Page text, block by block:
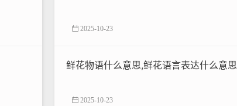
2025-10-23
鲜花物语什么意思,鲜花语言表达什么意思
2025-10-23